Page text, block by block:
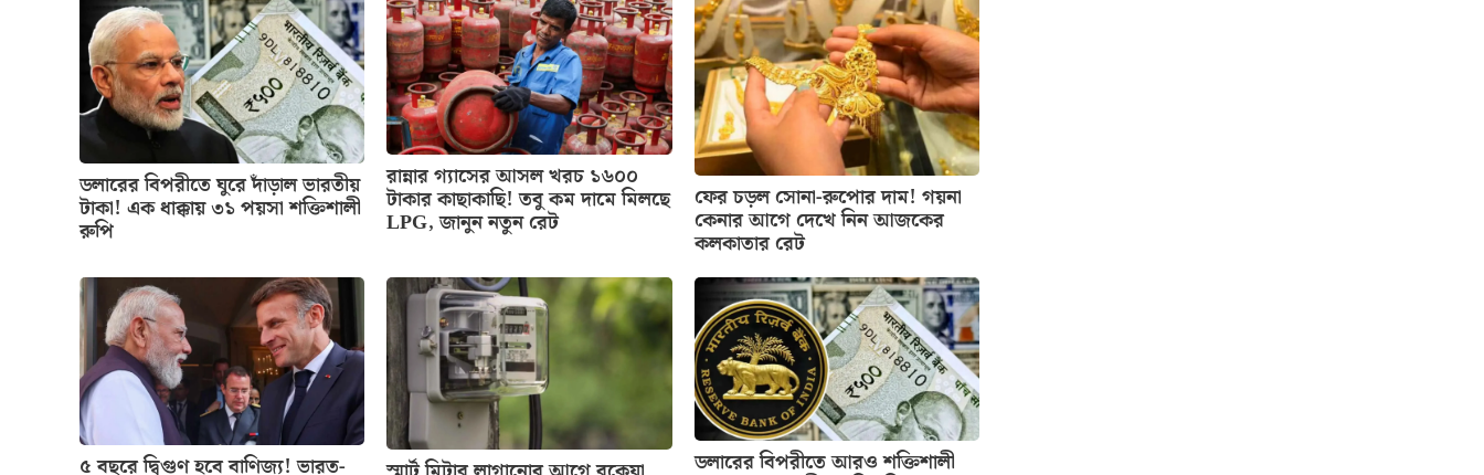
ডলারের বিপরীতে ঘুরে দাঁড়াল ভারতীয়
টাকা! এক ধাক্কায় ৩১ পয়সা শক্তিশালী
রুপি
রান্নার গ্যাসের আসল খরচ ১৬০০
টাকার কাছাকাছি! তবু কম দামে মিলছে
LPG, জানুন নতুন রেট
ফের চড়ল সোনা-রুপোর দাম! গয়না
কেনার আগে দেখে নিন আজকের
কলকাতার রেট
৫ বছরে দ্বিগুণ হবে বাণিজ্য! ভারত- ডলারের বিপরীতে আরও শক্তিশালী